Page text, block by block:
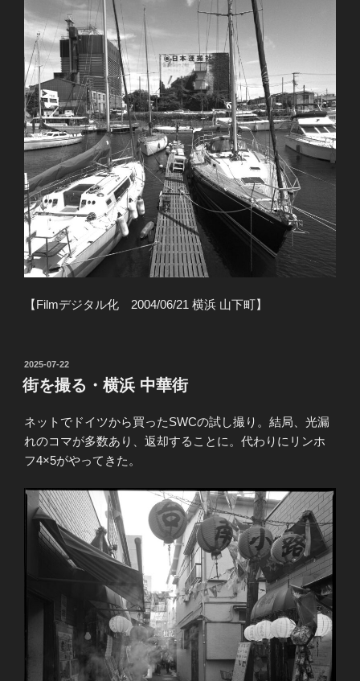
【Filmデジタル化 2004/06/21 横浜 山下町】
投
稿
日:
2025-07-22
街を撮る・横浜 中華街
ネットでドイツから買ったSWCの試し撮り。結局、光漏
れのコマが多数あり、返却することに。代わりにリンホ
フ4×5がやってきた。